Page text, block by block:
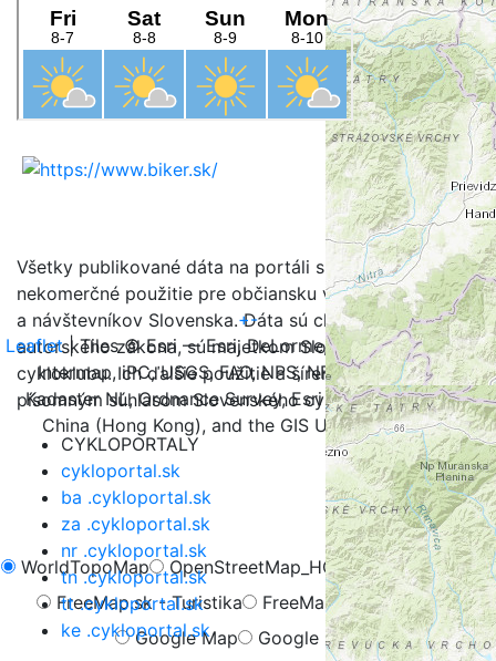
WorldTopoMap OpenStreetMap_HOT
OpenCycleMap
FreeMap.sk - Turistika
FreeMap.sk - Cyklistika
Google Map
Google Hybrid
+-
Leaflet| Tiles © Esri — Esri, DeLorme, NAVTEQ, TomTom,
Intermap, iPC, USGS, FAO, NPS, NRCAN, GeoBase,
Kadaster NL, Ordnance Survey, Esri Japan, METI, Esri
China (Hong Kong), and the GIS User Community
Všetky publikované dáta na portáli sú určené na
nekomerčné použitie pre občiansku verejnosť, turistov
a návštevníkov Slovenska. Dáta sú chránené v zmysle
autorského zákona, sú majetkom Slovenského
cykloklubu. Ich ďalšie použitie a šírenie je možné iba s
písomným súhlasom Slovenského cykloklubu.
CYKLOPORTALY
cykloportal.sk
ba .cykloportal.sk
za .cykloportal.sk
nr .cykloportal.sk
tn .cykloportal.sk
tt .cykloportal.sk
ke .cykloportal.sk